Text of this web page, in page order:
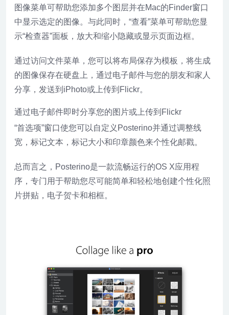
图像菜单可帮助您添加多个图层并在Mac的Finder窗口
中显示选定的图像。与此同时，“查看”菜单可帮助您显
示“检查器”面板，放大和缩小隐藏或显示页面边框。
通过访问文件菜单，您可以将布局保存为模板，将生成
的图像保存在硬盘上，通过电子邮件与您的朋友和家人
分享，发送到iPhoto或上传到Flickr。
通过电子邮件即时分享您的图片或上传到Flickr
“首选项”窗口使您可以自定义Posterino并通过调整线
宽，标记文本，标记大小和印章颜色来个性化邮戳。
总而言之，Posterino是一款流畅运行的OS X应用程
序，专门用于帮助您尽可能简单和轻松地创建个性化照
片拼贴，电子贺卡和相框。